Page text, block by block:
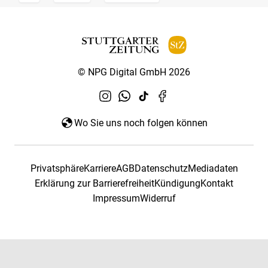
© NPG Digital GmbH 2026
Wo Sie uns noch folgen können
PrivatsphäreKarriereAGBDatenschutzMediadaten
Erklärung zur BarrierefreiheitKündigungKontakt
ImpressumWiderruf